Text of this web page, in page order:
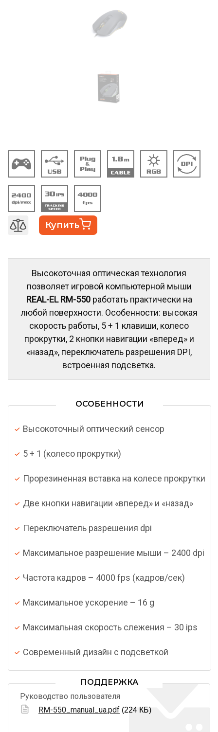
Купить
Высокоточная оптическая технология
позволяет игровой компьютерной мыши
REAL-EL RM-550работать практически на
любой поверхности. Особенности: высокая
скорость работы, 5 + 1 клавиши, колесо
прокрутки, 2 кнопки навигации «вперед» и
«назад», переключатель разрешения DPI,
встроенная подсветка.
ОСОБЕННОСТИ
Высокоточный оптический сенсор
5 + 1 (колесо прокрутки)
Прорезиненная вставка на колесе прокрутки
Две кнопки навигации «вперед» и «назад»
Переключатель разрешения dpi
Максимальное разрешение мыши – 2400 dpi
Частота кадров – 4000 fps (кадров/сек)
Максимальное ускорение – 16 g
Максимальная скорость слежения – 30 ips
Современный дизайн с подсветкой
ПОДДЕРЖКА
Руководство пользователя
RM-550_manual_ua.pdf (224 КБ)